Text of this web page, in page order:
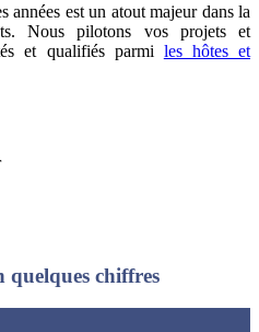
années est un atout majeur dans la
Nous pilotons vos projets et
et qualifiés parmi les hôtes et
quelques chiffres